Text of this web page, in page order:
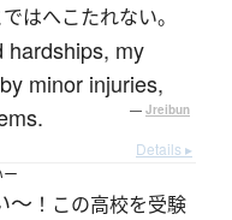
はへこたれない。
hardships, my
minor injuries,
— Jreibun
Details ▸
〜 ！この高校を受験